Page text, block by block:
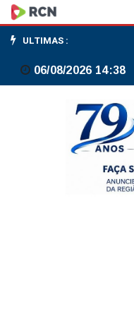
STF
limita
cobrança
distribuição
ULTIMAS :
06/08/2026 14:38